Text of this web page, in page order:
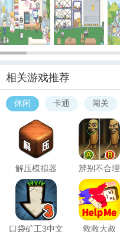
相关游戏推荐
休闲 卡通 闯关
解压模拟器 辨别不合理
口袋矿工3中文
救救大叔